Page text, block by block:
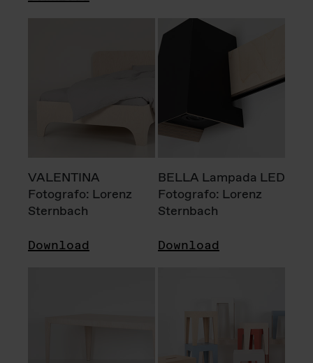
VALENTINA
Fotografo: Lorenz
Sternbach
Download
BELLA Lampada LED
Fotografo: Lorenz
Sternbach
Download